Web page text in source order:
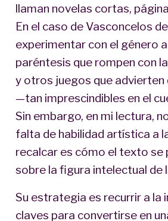
llaman novelas cortas,
En el caso de Vasconcelos
experimentar con el género
paréntesis que rompen con
y otros juegos que advierten
—tan imprescindibles en el
Sin embargo, en mi lectura,
falta de habilidad artística a
recalcar es cómo el texto se
sobre la figura intelectual de
Su estrategia es recurrir a la
claves para convertirse en